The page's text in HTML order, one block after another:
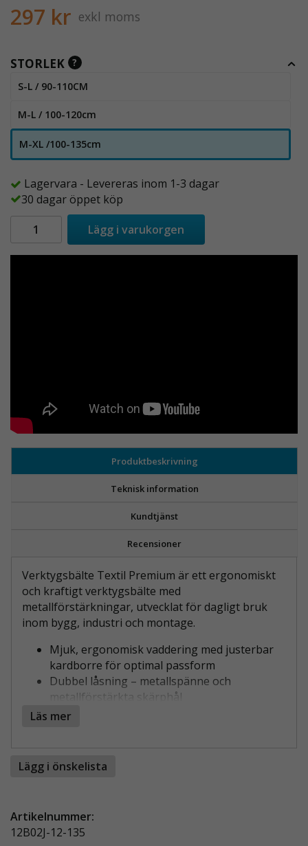
297 kr exkl moms
STORLEK ?
S-L / 90-110CM
M-L / 100-120cm
M-XL /100-135cm
Lagervara - Levereras inom 1-3 dagar
30 dagar öppet köp
Lägg i varukorgen
Produktbeskrivning
Teknisk information
Kundtjänst
Recensioner
Verktygsbälte Textil Premium är ett ergonomiskt
och kraftigt verktygsbälte med
metallförstärkningar, utvecklat för dagligt bruk
inom bygg, industri och montage.
Mjuk, ergonomisk vaddering med justerbar
kardborre för optimal passform
Dubbel låsning – metallspänne och
metallförstärkta skärphål
Flera öglor för verktygssäkring och
hållare
MAXIMAL KOMFORT, ÄVEN UNDER LÅNGA
ARBETSDAGAR
Läs mer
Lägg i önskelista
Artikelnummer:
12B02J-12-135